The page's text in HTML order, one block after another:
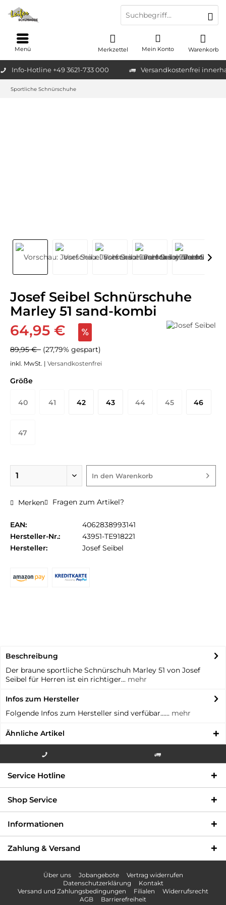
Info-Hotline +49 3621-733 000 Versandkostenfrei
Warenkorb
Merkzettel Mein Konto
Menü
Sportliche Schnürschuhe
Josef Seibel Schnürschuhe
Marley 51 sand-kombi
64,95 €
89,95 € (27,79% gespart)
inkl. MwSt. | Versandkostenfrei
Größe
40 41 42 43 44 45 46
47
In den Warenkorb
Merken Fragen zum Artikel?
EAN:
4062838993141
Hersteller-Nr.:
43951-TE918221
Hersteller:
Josef Seibel
Beschreibung
Der braune sportliche Schnürschuh Marley 51 von Josef
Seibel für Herren ist ein richtiger... mehr
Infos zum Hersteller
Folgende Infos zum Hersteller sind verfübar...... mehr
Ähnliche Artikel
000
Service Hotline
Shop Service
Informationen
Zahlung & Versand
Über uns Jobangebote
Vertrag widerrufen
Datenschutzerklärung
Kontakt
Versand und Zahlungsbedingungen
Filialen
Widerrufsrecht
AGB
Barrierefreiheit